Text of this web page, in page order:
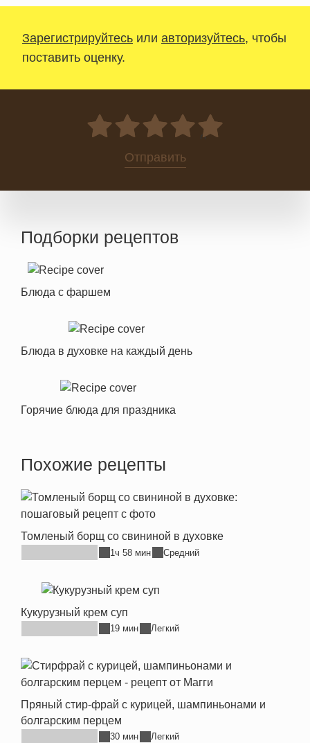
Зарегистрируйтесь или авторизуйтесь, чтобы
поставить оценку.
0
Отправить
Подборки рецептов
Блюда с фаршем
Блюда в духовке на каждый день
Горячие блюда для праздника
Похожие рецепты
Томленый борщ со свининой в духовке
1ч 58 мин Средний
Кукурузный крем суп
19 мин Легкий
Пряный стир-фрай с курицей, шампиньонами и
болгарским перцем
30 мин Легкий